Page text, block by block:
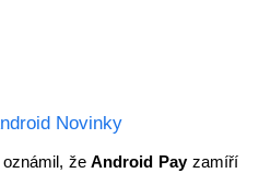
Novinky
oznámil, žeAndroid Payzamíří